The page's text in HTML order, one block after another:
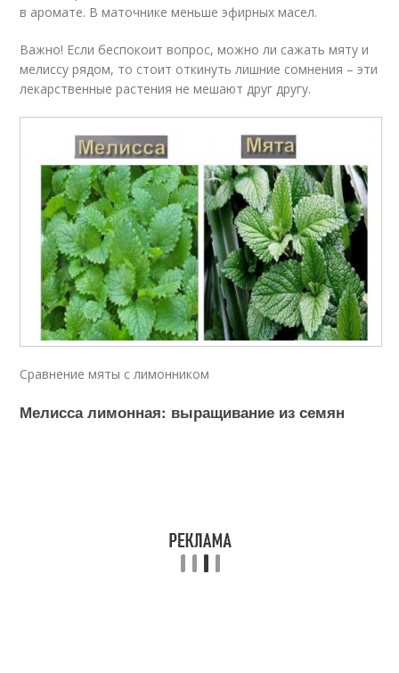
в аромате. В маточнике меньше эфирных масел.
Важно! Если беспокоит вопрос, можно ли сажать мяту и
мелиссу рядом, то стоит откинуть лишние сомнения – эти
лекарственные растения не мешают друг другу.
Сравнение мяты с лимонником
Мелисса лимонная: выращивание из семян